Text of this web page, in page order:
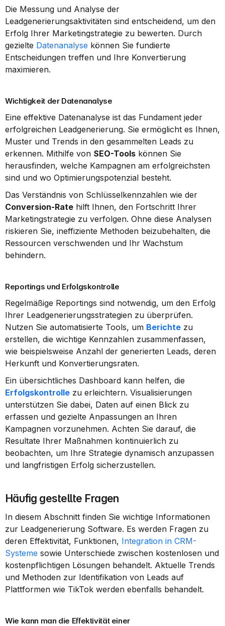
Die Messung und Analyse der
Leadgenerierungsaktivitäten sind entscheidend, um den
Erfolg Ihrer Marketingstrategie zu bewerten. Durch
gezielte Datenanalyse können Sie fundierte
Entscheidungen treffen und Ihre Konvertierung
maximieren.
Wichtigkeit der Datenanalyse
Eine effektive Datenanalyse ist das Fundament jeder
erfolgreichen Leadgenerierung. Sie ermöglicht es Ihnen,
Muster und Trends in den gesammelten Leads zu
erkennen. Mithilfe von SEO-Tools können Sie
herausfinden, welche Kampagnen am erfolgreichsten
sind und wo Optimierungspotenzial besteht.
Conversion-Rate hilft Ihnen, den Fortschritt Ihrer
Marketingstrategie zu verfolgen. Ohne diese Analysen
riskieren Sie, ineffiziente Methoden beizubehalten, die
Ressourcen verschwenden und Ihr Wachstum
behindern.
Reportings und Erfolgskontrolle
Regelmäßige Reportings sind notwendig, um den Erfolg
Ihrer Leadgenerierungsstrategien zu überprüfen.
Nutzen Sie automatisierte Tools, um Berichte zu
erstellen, die wichtige Kennzahlen zusammenfassen,
wie beispielsweise Anzahl der generierten Leads, deren
Herkunft und Konvertierungsraten.
Erfolgskontrolle zu erleichtern. Visualisierungen
unterstützen Sie dabei, Daten auf einen Blick zu
erfassen und gezielte Anpassungen an Ihren
Kampagnen vorzunehmen. Achten Sie darauf, die
Resultate Ihrer Maßnahmen kontinuierlich zu
beobachten, um Ihre Strategie dynamisch anzupassen
und langfristigen Erfolg sicherzustellen.
Häufig gestellte Fragen
In diesem Abschnitt finden Sie wichtige Informationen
zur Leadgenerierung Software. Es werden Fragen zu
deren Effektivität, Funktionen, Integration in CRM-
Systeme sowie Unterschiede zwischen kostenlosen und
kostenpflichtigen Lösungen behandelt. Aktuelle Trends
und Methoden zur Identifikation von Leads auf
Plattformen wie TikTok werden ebenfalls behandelt.
Wie kann man die Effektivität einer